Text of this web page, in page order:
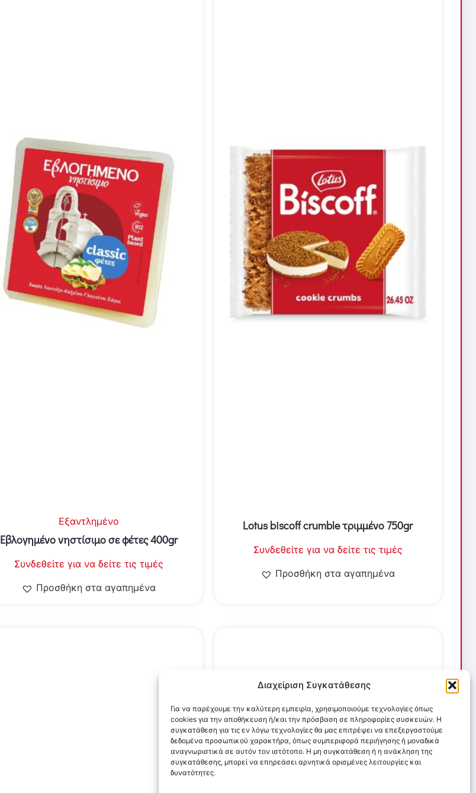
Διαχείριση Συγκατάθεσης
Για να παρέχουμε την καλύτερη εμπειρία, χρησιμοποιούμε τεχνολογίες όπως
cookies για την αποθήκευση ή/και την πρόσβαση σε πληροφορίες συσκευών. Η
συγκατάθεση για τις εν λόγω τεχνολογίες θα μας επιτρέψει να επεξεργαστούμε
δεδομένα προσωπικού χαρακτήρα, όπως συμπεριφορά περιήγησης ή μοναδικά
αναγνωριστικά σε αυτόν τον ιστότοπο. Η μη συγκατάθεση ή η ανάκληση της
συγκατάθεσης, μπορεί να επηρεάσει αρνητικά ορισμένες λειτουργίες και
δυνατότητες.
Εξαντλημένο
Εβλογημένο νηστίσιμο σε φέτες 400gr
Συνδεθείτε για να δείτε τις τιμές
Προσθήκη στα αγαπημένα
Lotus biscoff crumble τριμμένο 750gr
Συνδεθείτε για να δείτε τις τιμές
Προσθήκη στα αγαπημένα